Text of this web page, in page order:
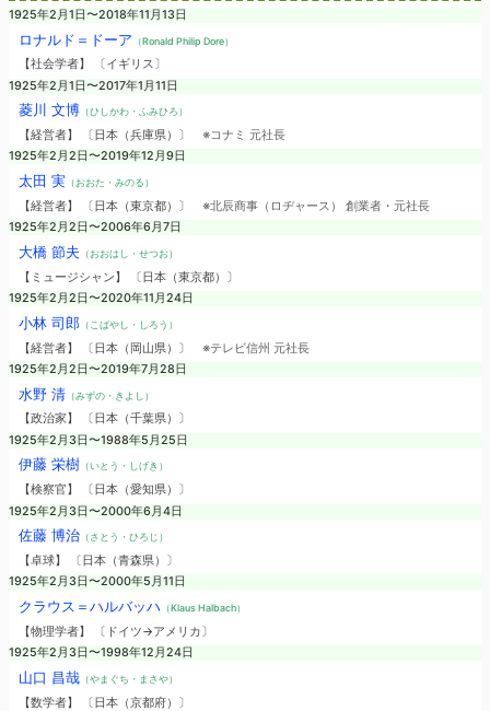
1925年2月1日〜2018年11月13日
ロナルド＝ドーア （Ronald Philip Dore）
【社会学者】 〔イギリス〕
1925年2月1日〜2017年1月11日
菱川 文博（ひしかわ・ふみひろ）
【経営者】 〔日本（兵庫県）〕 ※コナミ 元社長
1925年2月2日〜2019年12月9日
太田 実（おおた・みのる）
【経営者】 〔日本（東京都）〕 ※北辰商事（ロヂャース） 創業者・元社長
1925年2月2日〜2006年6月7日
大橋 節夫 （おおはし・せつお）
【ミュージシャン】 〔日本（東京都）〕
1925年2月2日〜2020年11月24日
小林 司郎（こばやし・しろう）
【経営者】 〔日本（岡山県）〕 ※テレビ信州 元社長
1925年2月2日〜2019年7月28日
水野 清（みずの・きよし）
【政治家】 〔日本（千葉県）〕
1925年2月3日〜1988年5月25日
伊藤 栄樹（いとう・しげき）
【検察官】 〔日本（愛知県）〕
1925年2月3日〜2000年6月4日
佐藤 博治（さとう・ひろじ）
【卓球】 〔日本（青森県）〕
1925年2月3日〜2000年5月11日
クラウス＝ハルバッハ （Klaus Halbach）
【物理学者】 〔ドイツ→アメリカ〕
1925年2月3日〜1998年12月24日
山口 昌哉（やまぐち・まさや）
【数学者】 〔日本（京都府）〕